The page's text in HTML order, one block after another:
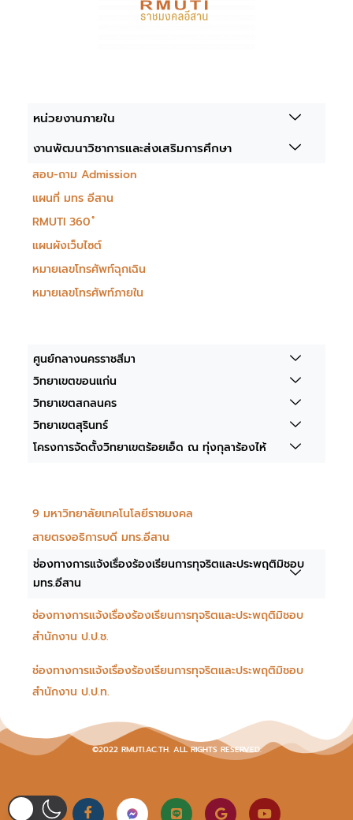
หน่วยงานภายใน
งานพัฒนาวิชาการและส่งเสริมการศึกษา
สอบ-ถาม Admission
แผนที่ มทร อีสาน
RMUTI 360 ํ
แผนผังเว็บไซต์
หมายเลขโทรศัพท์ฉุกเฉิน
หมายเลขโทรศัพท์ภายใน
ศูนย์กลางนครราชสีมา
วิทยาเขตขอนแก่น
วิทยาเขตสกลนคร
วิทยาเขตสุรินทร์
โครงการจัดตั้งวิทยาเขตร้อยเอ็ด ณ ทุ่งกุลาร้องไห้
9 มหาวิทยาลัยเทคโนโลยีราชมงคล
สายตรงอธิการบดี มทร.อีสาน
ช่องทางการแจ้งเรื่องร้องเรียนการทุจริตและประพฤติมิชอบ
มทร.อีสาน
ช่องทางการแจ้งเรื่องร้องเรียนการทุจริตและประพฤติมิชอบ
สำนักงาน ป.ป.ช.
ช่องทางการแจ้งเรื่องร้องเรียนการทุจริตและประพฤติมิชอบ
สำนักงาน ป.ป.ท.
©2022 RMUTI.AC.TH. ALL RIGHTS RESERVED.